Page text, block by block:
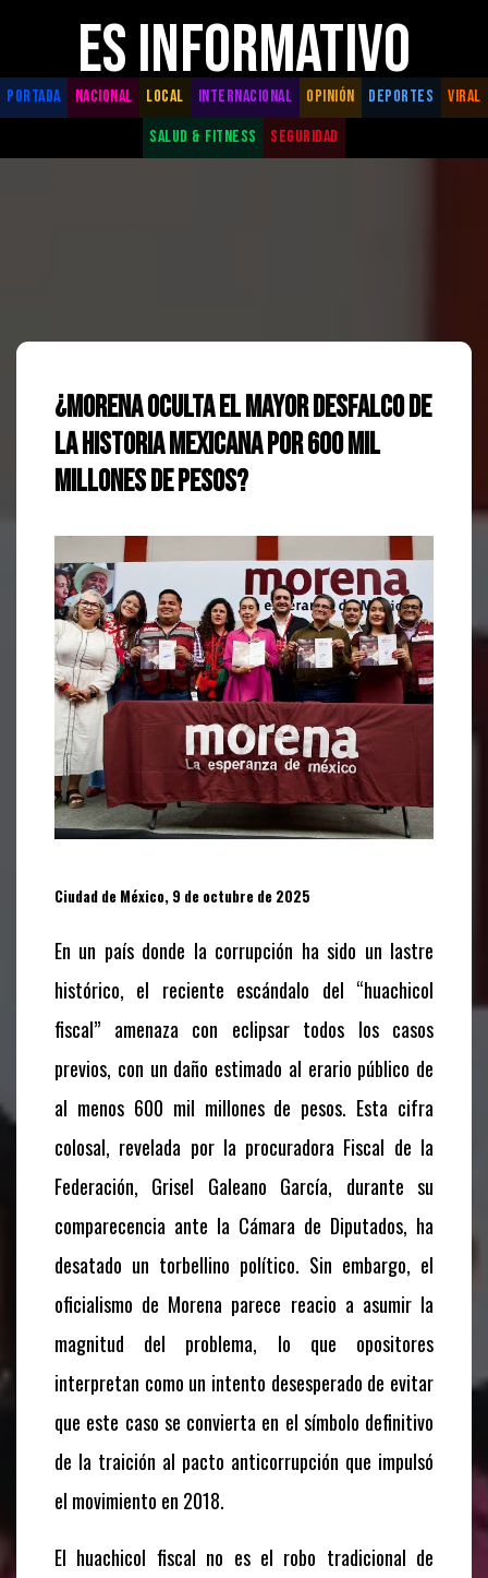
ES INFORMATIVO
PORTADA NACIONAL LOCAL INTERNACIONAL OPINIÓN DEPORTES
VIRAL
SALUD & FITNESS
SEGURIDAD
¿Morena oculta el mayor desfalco de
la historia mexicana por 600 mil
millones de pesos?
Ciudad de México, 9 de octubre de 2025
En un país donde la corrupción ha sido un lastre
histórico, el reciente escándalo del “huachicol
fiscal” amenaza con eclipsar todos los casos
previos, con un daño estimado al erario público de
al menos 600 mil millones de pesos. Esta cifra
colosal, revelada por la procuradora Fiscal de la
Federación, Grisel Galeano García, durante su
comparecencia ante la Cámara de Diputados, ha
desatado un torbellino político. Sin embargo, el
oficialismo de Morena parece reacio a asumir la
magnitud del problema, lo que opositores
interpretan como un intento desesperado de evitar
que este caso se convierta en el símbolo definitivo
de la traición al pacto anticorrupción que impulsó
el movimiento en 2018.
El huachicol fiscal no es el robo tradicional de